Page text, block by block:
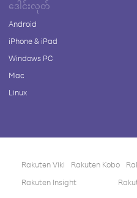
ဒေါင်းလုတ်
Android
iPhone & iPad
Windows PC
Mac
Linux
Rakuten Viki Rakuten Kobo
Rakuten Insight